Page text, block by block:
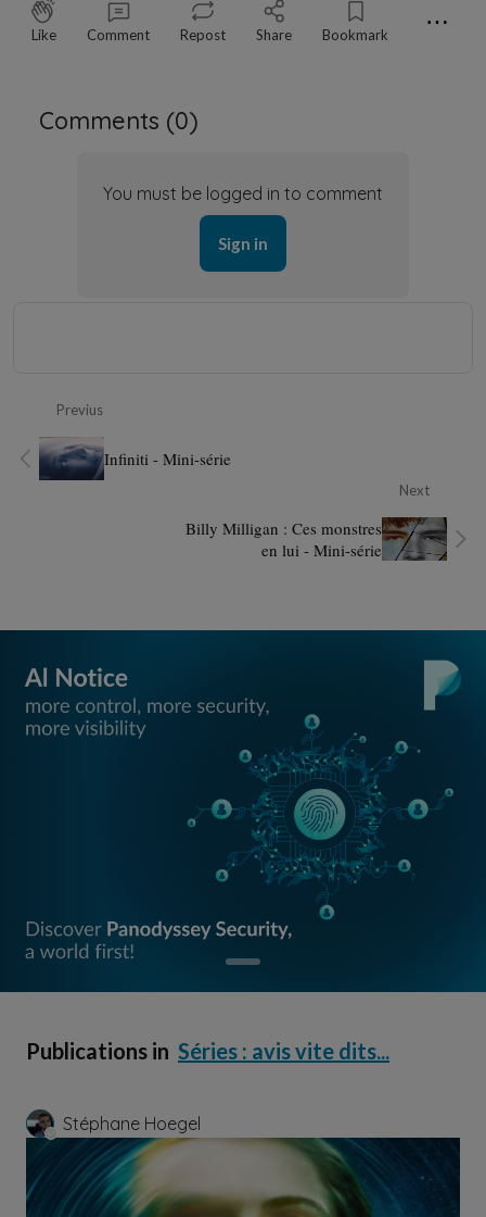
Like Comment Repost Share Bookmark ⋯
Comments (0)
You must be logged in to comment
Sign in
Previus
Infiniti - Mini-série
Next
Billy Milligan : Ces monstres
en lui - Mini-série
Publications in Séries : avis vite dits...
Stéphane Hoegel